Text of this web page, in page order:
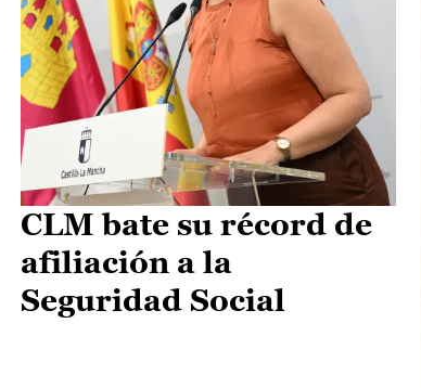
CLM bate su récord de
afiliación a la
Seguridad Social